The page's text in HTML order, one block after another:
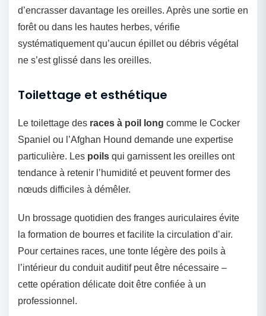
d’encrasser davantage les oreilles. Après une sortie en
forêt ou dans les hautes herbes, vérifie
systématiquement qu’aucun épillet ou débris végétal
ne s’est glissé dans les oreilles.
Toilettage et esthétique
Le toilettage des races à poil long comme le Cocker
Spaniel ou l’Afghan Hound demande une expertise
particulière. Les poils qui garnissent les oreilles ont
tendance à retenir l’humidité et peuvent former des
nœuds difficiles à démêler.
Un brossage quotidien des franges auriculaires évite
la formation de bourres et facilite la circulation d’air.
Pour certaines races, une tonte légère des poils à
l’intérieur du conduit auditif peut être nécessaire –
cette opération délicate doit être confiée à un
professionnel.